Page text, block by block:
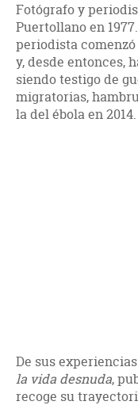
Fotógrafo y
Puertollano en
periodista
y, desde entonces,
siendo testigo de
migratorias,
la del ébola en 2014.
De sus
la vida desnuda,
recoge su